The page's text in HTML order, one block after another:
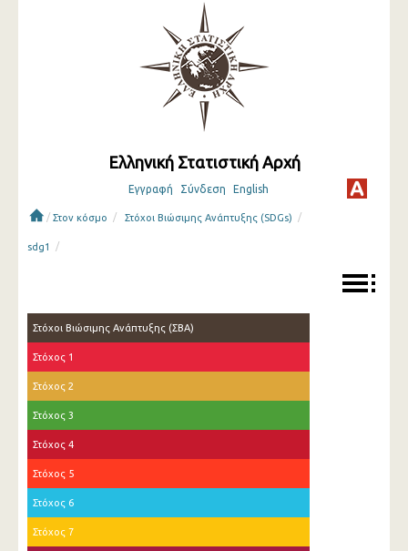
Ελληνική Στατιστική Αρχή
Εγγραφή Σύνδεση English
/ Στον κόσμο / Στόχοι Βιώσιμης Ανάπτυξης (SDGs) /
sdg1 /
Στόχοι Βιώσιμης Ανάπτυξης (ΣΒΑ)
Στόχος 1
Στόχος 2
Στόχος 3
Στόχος 4
Στόχος 5
Στόχος 6
Στόχος 7